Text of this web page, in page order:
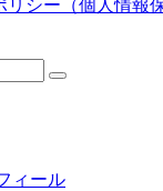
シー（個人情報
ィール